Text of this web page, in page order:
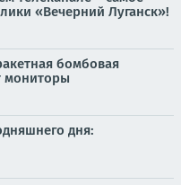
«Вечерний Луганск»!
бомбовая
мониторы
дня: